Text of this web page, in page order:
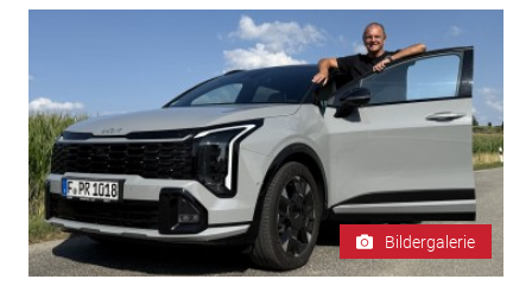
Bildergalerie